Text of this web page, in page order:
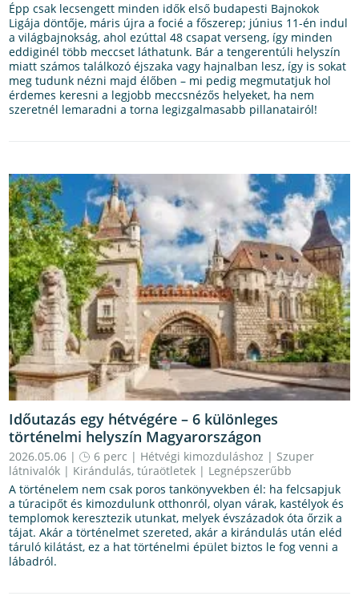
Épp csak lecsengett minden idők első budapesti Bajnokok
Ligája döntője, máris újra a focié a főszerep; június 11-én indul
a világbajnokság, ahol ezúttal 48 csapat verseng, így minden
eddiginél több meccset láthatunk. Bár a tengerentúli helyszín
miatt számos találkozó éjszaka vagy hajnalban lesz, így is sokat
meg tudunk nézni majd élőben – mi pedig megmutatjuk hol
érdemes keresni a legjobb meccsnézős helyeket, ha nem
szeretnél lemaradni a torna legizgalmasabb pillanatairól!
Időutazás egy hétvégére – 6 különleges
történelmi helyszín Magyarországon
2026.05.06 | 6 perc | Hétvégi kimozduláshoz | Szuper
látnivalók | Kirándulás, túraötletek | Legnépszerűbb
A történelem nem csak poros tankönyvekben él: ha felcsapjuk
a túracipőt és kimozdulunk otthonról, olyan várak, kastélyok és
templomok keresztezik utunkat, melyek évszázadok óta őrzik a
tájat. Akár a történelmet szereted, akár a kirándulás után eléd
táruló kilátást, ez a hat történelmi épület biztos le fog venni a
lábadról.